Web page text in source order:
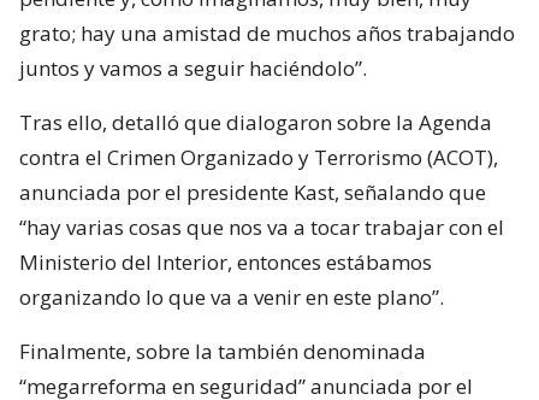
grato; hay una amistad de muchos años trabajando
juntos y vamos a seguir haciéndolo”.
Tras ello, detalló que dialogaron sobre la Agenda
contra el Crimen Organizado y Terrorismo (ACOT),
anunciada por el presidente Kast, señalando que
“hay varias cosas que nos va a tocar trabajar con el
Ministerio del Interior, entonces estábamos
organizando lo que va a venir en este plano”.
Finalmente, sobre la también denominada
“megarreforma en seguridad” anunciada por el